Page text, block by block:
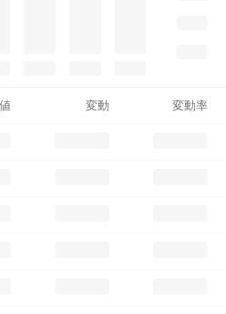
値 変動 変動率